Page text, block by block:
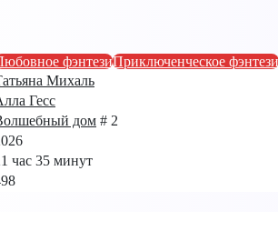
фэнтезиПриключенческое фэнтези
Михаль
Гесс
дом # 2
час 35 минут